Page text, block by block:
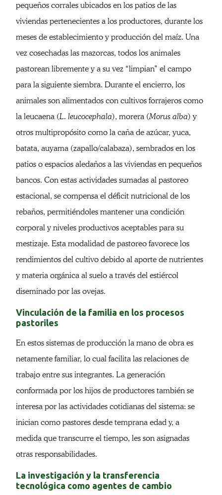
pequeños corrales ubicados en los patios de las
viviendas pertenecientes a los productores, durante los
meses de establecimiento y producción del maíz. Una
vez cosechadas las mazorcas, todos los animales
pastorean libremente y a su vez “limpian” el campo
para la siguiente siembra. Durante el encierro, los
animales son alimentados con cultivos forrajeros como
la leucaena (L. leucocephala), morera (Morus alba) y
otros multipropósito como la caña de azúcar, yuca,
batata, auyama (zapallo/calabaza), sembrados en los
patios o espacios aledaños a las viviendas en pequeños
bancos. Con estas actividades sumadas al pastoreo
estacional, se compensa el déficit nutricional de los
rebaños, permitiéndoles mantener una condición
corporal y niveles productivos aceptables para su
mestizaje. Esta modalidad de pastoreo favorece los
rendimientos del cultivo debido al aporte de nutrientes
y materia orgánica al suelo a través del estiércol
diseminado por las ovejas.
Vinculación de la familia en los procesos
pastoriles
En estos sistemas de producción la mano de obra es
netamente familiar, lo cual facilita las relaciones de
trabajo entre sus integrantes. La generación
conformada por los hijos de productores también se
interesa por las actividades cotidianas del sistema: se
inician como pastores desde temprana edad y, a
medida que transcurre el tiempo, les son asignadas
otras responsabilidades.
La investigación y la transferencia
tecnológica como agentes de cambio